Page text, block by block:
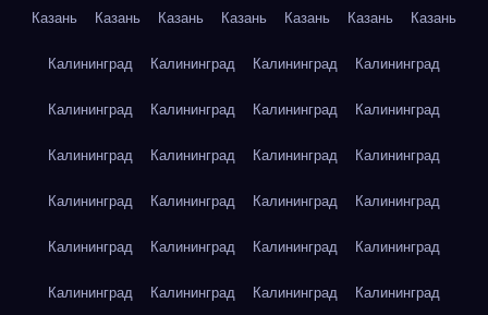
Казань Казань Казань Казань Казань Казань Казань
Калининград Калининград Калининград Калининград
Калининград Калининград Калининград Калининград
Калининград Калининград Калининград Калининград
Калининград Калининград Калининград Калининград
Калининград Калининград Калининград Калининград
Калининград Калининград Калининград Калининград